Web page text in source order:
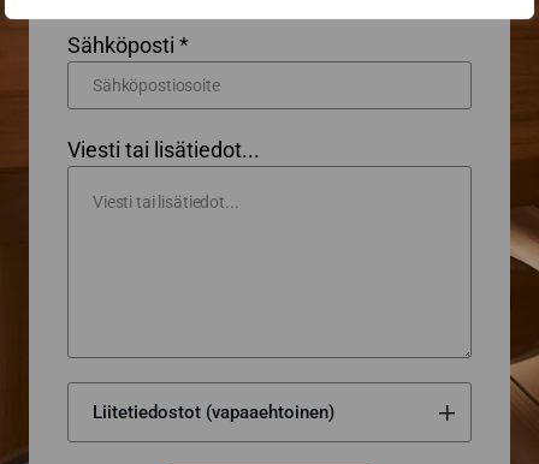
Sähköposti *
Viesti tai lisätiedot...